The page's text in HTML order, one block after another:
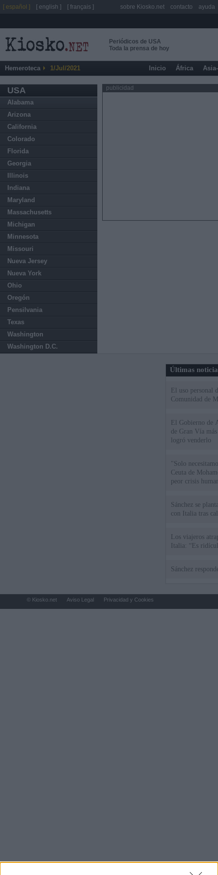
Periódicos de USA
Toda la prensa de hoy
Hemeroteca 1/Jul/2021 Inicio África
USA
Alabama
Arizona
California
Colorado
Florida
Georgia
Illinois
Indiana
Maryland
Massachusetts
Michigan
Minnesota
Missouri
Nueva Jersey
Nueva York
Ohio
Oregón
Pensilvania
Texas
Washington
Washington D.C.
publicidad
Últimas
El uso personal
Comunidad de
El Gobierno de
de Gran Vía
logró venderlo
"Solo
Ceuta de
peor crisis
Sánchez se
con Italia tras
Los viajeros
Italia: “Es
Sánchez
[ español ] [ english ] [ français ] sobre Kiosko.net contacto ayuda
© Kiosko.net Aviso Legal Privacidad y Cookies